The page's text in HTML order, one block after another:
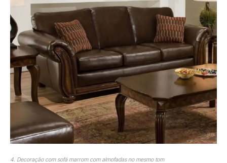
4. Decoração com sofá marrom com almofadas no mesmo tom